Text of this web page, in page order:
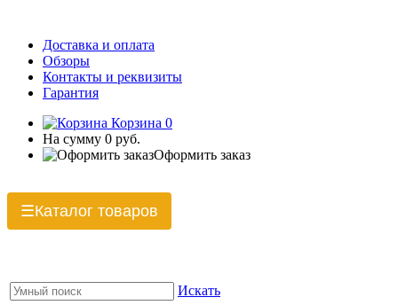
Доставка и оплата
Обзоры
Контакты и реквизиты
Гарантия
Корзина 0
На сумму 0 руб.
Оформить заказ
☰Каталог товаров
Искать